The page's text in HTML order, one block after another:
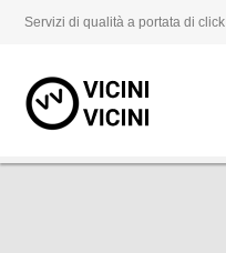
Servizi di qualità a portata di click